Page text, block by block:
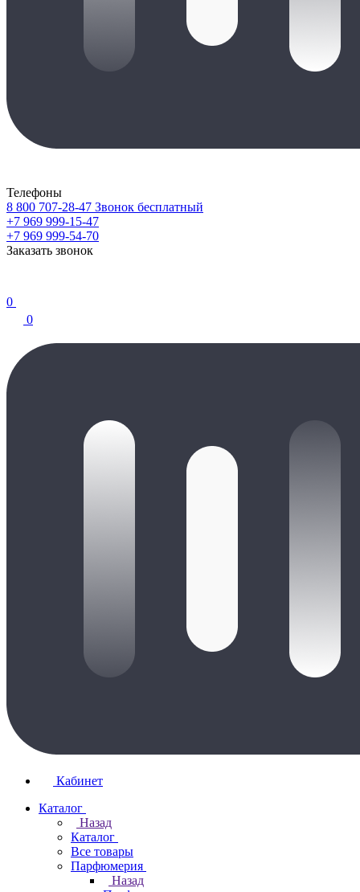
Телефоны
8 800 707-28-47 Звонок бесплатный
+7 969 999-15-47
+7 969 999-54-70
Заказать звонок
0
0
Кабинет
Каталог
Назад
Каталог
Все товары
Парфюмерия
Назад